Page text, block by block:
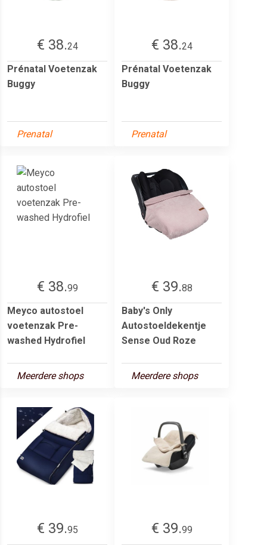
€ 38.24
Prénatal Voetenzak
Buggy
Prenatal
€ 38.24
Prénatal Voetenzak
Buggy
Prenatal
€ 38.99
Meyco autostoel
voetenzak Pre-
washed Hydrofiel
Meerdere shops
€ 39.88
Baby's Only
Autostoeldekentje
Sense Oud Roze
Meerdere shops
€ 39.95
€ 39.99